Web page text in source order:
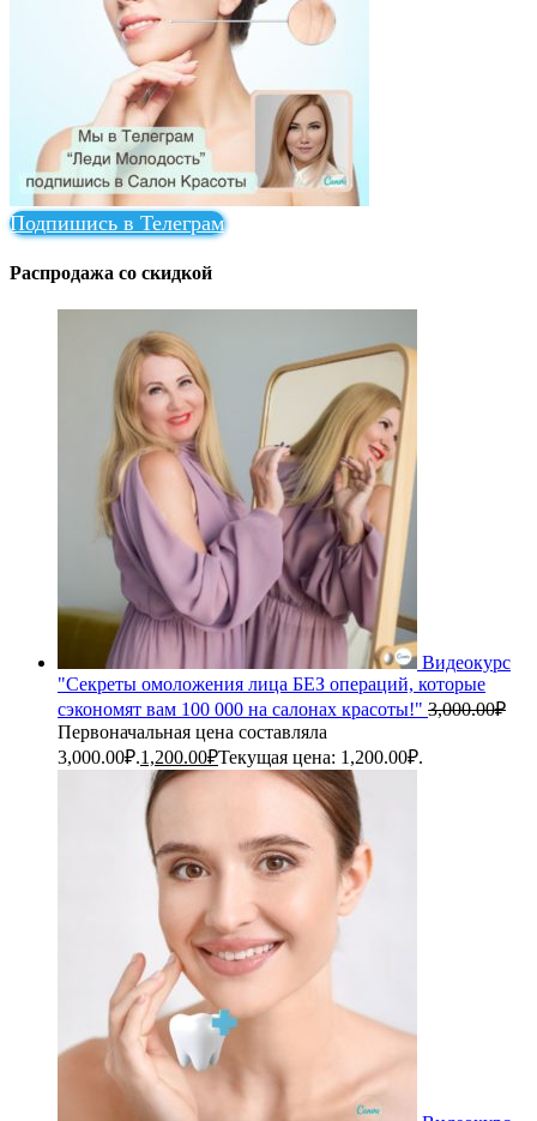
Подпишись в Телеграм
Распродажа со скидкой
Видеокурс
"Секреты омоложения лица БЕЗ операций, которые
сэкономят вам 100 000 на салонах красоты!" 3,000.00₽
Первоначальная цена составляла
3,000.00₽.1,200.00₽Текущая цена: 1,200.00₽.